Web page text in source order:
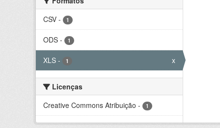
CSV - 1
ODS - 1
XLS - 1 x
Licenças
Creative Commons Atribuição - 1